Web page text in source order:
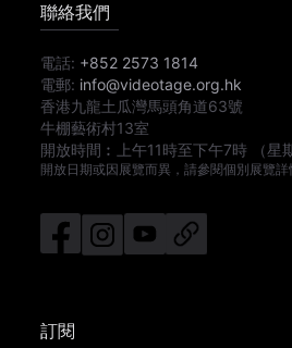
聯絡我們
電話: +852 2573 1814
電郵: info@videotage.org.hk
香港九龍土瓜灣馬頭角道63號
牛棚藝術村13室
開放時間︰
上午11時至下午7時 （星
開放日期或因展覽而異，請參閱個別展覽詳
訂閱